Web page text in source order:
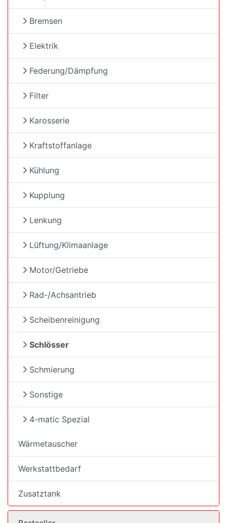
Bremsen
Elektrik
Federung/Dämpfung
Filter
Karosserie
Kraftstoffanlage
Kühlung
Kupplung
Lenkung
Lüftung/Klimaanlage
Motor/Getriebe
Rad-/Achsantrieb
Scheibenreinigung
Schlösser
Schmierung
Sonstige
4-matic Spezial
Wärmetauscher
Werkstattbedarf
Zusatztank